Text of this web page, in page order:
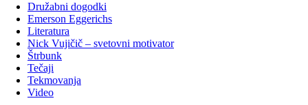
Družabni dogodki
Emerson Eggerichs
Literatura
Nick Vujičič – svetovni motivator
Štrbunk
Tečaji
Tekmovanja
Video